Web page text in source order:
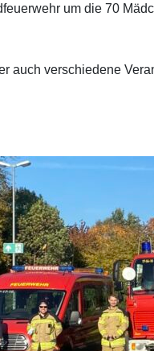
um die 70
auch verschiedene